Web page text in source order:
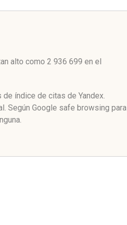
alto como 2 936 699 en el
índice de citas de Yandex.
Según Google safe browsing para